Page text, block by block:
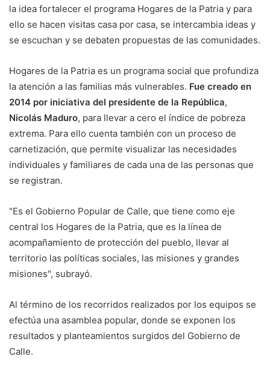
la idea fortalecer el programa Hogares de la Patria y para
ello se hacen visitas casa por casa, se intercambia ideas y
se escuchan y se debaten propuestas de las comunidades.
Hogares de la Patria es un programa social que profundiza
la atención a las familias más vulnerables. Fue creado en
2014 por iniciativa del presidente de la República,
Nicolás Maduro, para llevar a cero el índice de pobreza
extrema. Para ello cuenta también con un proceso de
carnetización, que permite visualizar las necesidades
individuales y familiares de cada una de las personas que
se registran.
"Es el Gobierno Popular de Calle, que tiene como eje
central los Hogares de la Patria, que es la línea de
acompañamiento de protección del pueblo, llevar al
territorio las políticas sociales, las misiones y grandes
misiones", subrayó.
Al término de los recorridos realizados por los equipos se
efectúa una asamblea popular, donde se exponen los
resultados y planteamientos surgidos del Gobierno de
Calle.